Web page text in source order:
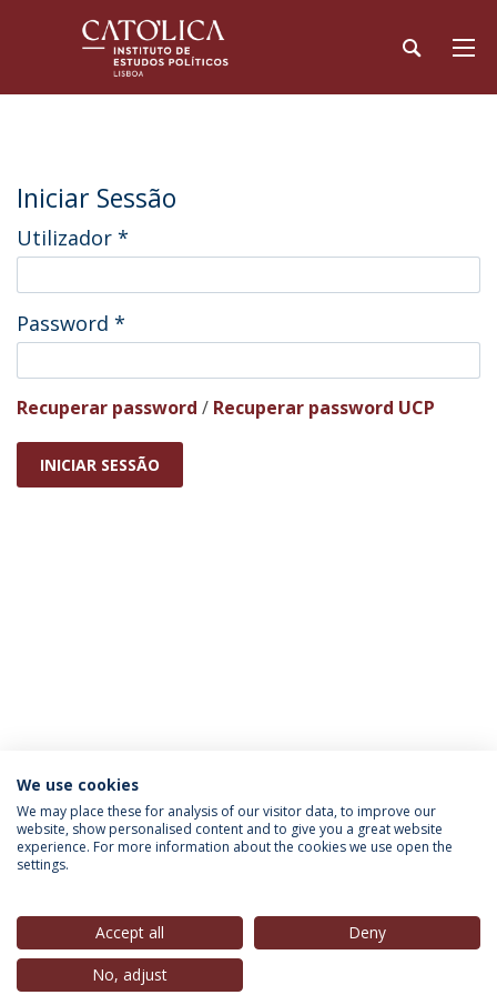
Iniciar Sessão
Utilizador *
Password *
Recuperar password / Recuperar password UCP
INICIAR SESSÃO
INFORMAÇÃO PARA
We use cookies
We may place these for analysis of our visitor data, to improve our
website, show personalised content and to give you a great website
experience. For more information about the cookies we use open the
settings.
Accept all
Deny
No, adjust